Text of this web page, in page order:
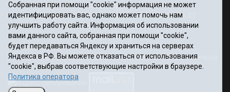
krasnoeznam@rambler.ru
Телефоны 8 (3452) 34-80-60, 69-56-73, 69-56-47
Политика оператора
Информация об учреждении
Публичная оферта
При использовании материалов ссылка на сайт обязательна.
12+
Собранная при помощи "cookie" информация не может
идентифицировать вас, однако может помочь нам
улучшить работу сайта. Информация об использовании
вами данного сайта, собранная при помощи "cookie",
будет передаваться Яндексу и храниться на серверах
Яндекса в РФ. Вы можете отказаться от использования
"cookie", выбрав соответствующие настройки в браузере.
Политика оператора